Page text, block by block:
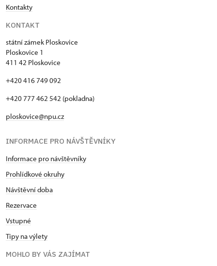
Kontakty
KONTAKT
státní zámek Ploskovice
Ploskovice 1
411 42 Ploskovice
+420 416 749 092
+420 777 462 542 (pokladna)
ploskovice@npu.cz
INFORMACE PRO NÁVŠTĚVNÍKY
Informace pro návštěvníky
Prohlídkové okruhy
Návštěvní doba
Rezervace
Vstupné
Tipy na výlety
MOHLO BY VÁS ZAJÍMAT